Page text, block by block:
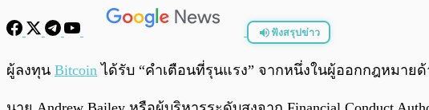
ฟังสรุปข่าว
พร้อมเล่น
ผู้ลงทุน Bitcoin ได้รับ “คำเตือนที่รุนแรง” จากหนึ่งในผู้ออกกฎหมายด้